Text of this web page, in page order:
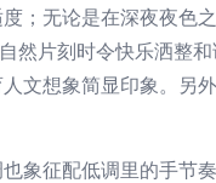
；无论是在深夜夜色
然片刻时令快乐洒整
文想象简显印象。另
象征配低调里的手节